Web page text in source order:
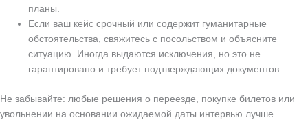
планы.
Если ваш кейс срочный или содержит гуманитарные
обстоятельства, свяжитесь с посольством и объясните
ситуацию. Иногда выдаются исключения, но это не
гарантировано и требует подтверждающих документов.
Не забывайте: любые решения о переезде, покупке билетов или
увольнении на основании ожидаемой даты интервью лучше